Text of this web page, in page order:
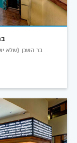
בר השכן (שלא